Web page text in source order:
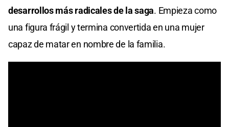
desarrollos más radicales de la saga. Empieza como
una figura frágil y termina convertida en una mujer
capaz de matar en nombre de la familia.